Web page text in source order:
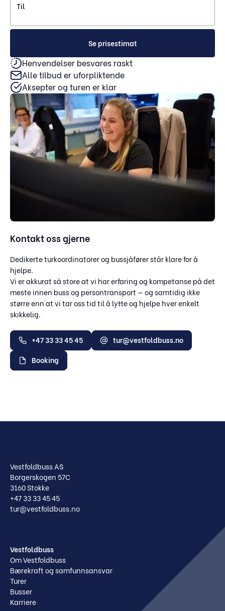
Til
Se prisestimat
Henvendelser besvares raskt
Alle tilbud er uforpliktende
Aksepter og turen er klar
Kontakt oss gjerne
Dedikerte turkoordinatorer og bussjåfører står klare for å
hjelpe.
Vi er akkurat så store at vi har erfaring og kompetanse på det
meste innen buss og persontransport — og samtidig ikke
større enn at vi tar oss tid til å lytte og hjelpe hver enkelt
skikkelig.
+47 33 33 45 45
tur@vestfoldbuss.no
Booking
Vestfoldbuss AS
Borgerskogen 57C
3160 Stokke
+47 33 33 45 45
tur@vestfoldbuss.no
Vestfoldbuss
Om Vestfoldbuss
Bærekraft og samfunnsansvar
Turer
Busser
Karriere